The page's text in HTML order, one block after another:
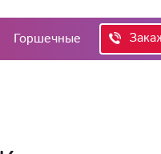
Горшечные